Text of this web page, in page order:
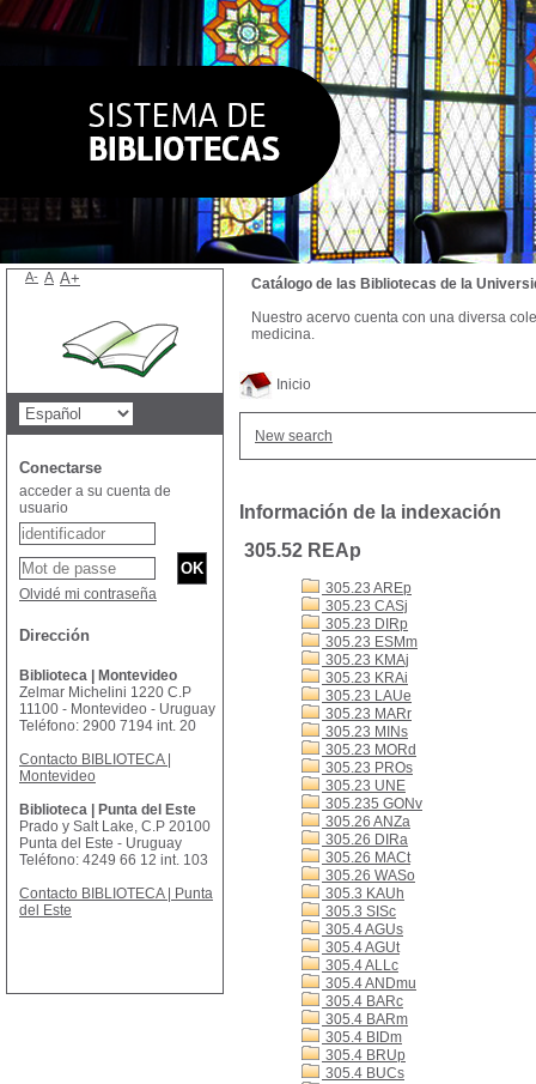
Inicio
New search
Información de la indexación
305.52 REAp
305.23 AREp
305.23 CASj
305.23 DIRp
305.23 ESMm
305.23 KMAj
305.23 KRAi
305.23 LAUe
305.23 MARr
305.23 MINs
305.23 MORd
305.23 PROs
305.23 UNE
305.235 GONv
305.26 ANZa
305.26 DIRa
305.26 MACt
305.26 WASo
305.3 KAUh
305.3 SISc
305.4 AGUs
305.4 AGUt
305.4 ALLc
305.4 ANDmu
305.4 BARc
305.4 BARm
305.4 BIDm
305.4 BRUp
305.4 BUCs
Catálogo de las Bibliotecas de la
Nuestro acervo cuenta con una diversa
medicina.
A- A A+
Conectarse
acceder a su cuenta de
usuario
Olvidé mi contraseña
Dirección
Biblioteca | Montevideo
Zelmar Michelini 1220 C.P
11100 - Montevideo - Uruguay
Teléfono: 2900 7194 int. 20
Contacto BIBLIOTECA |
Montevideo
Biblioteca | Punta del Este
Prado y Salt Lake, C.P 20100
Punta del Este - Uruguay
Teléfono: 4249 66 12 int. 103
Contacto BIBLIOTECA | Punta
del Este